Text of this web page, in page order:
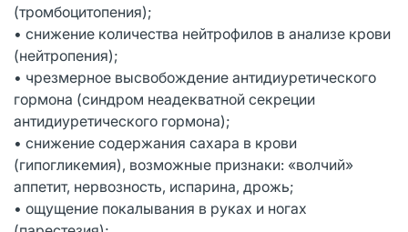
(тромбоцитопения);
• снижение количества нейтрофилов в анализе крови
(нейтропения);
• чрезмерное высвобождение антидиуретического
гормона (синдром неадекватной секреции
антидиуретического гормона);
• снижение содержания сахара в крови
(гипогликемия), возможные признаки: «волчий»
аппетит, нервозность, испарина, дрожь;
• ощущение покалывания в руках и ногах